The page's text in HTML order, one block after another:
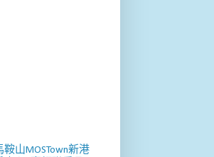
鞍山MOSTown新港